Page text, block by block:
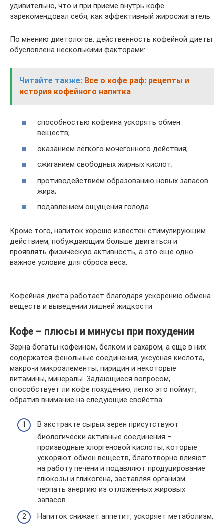
удивительно, что и при приеме внутрь кофе
зарекомендовал себя, как эффективный жиросжигатель.
По мнению диетологов, действенность кофейной диеты
обусловлена несколькими факторами:
Читайте также: Все о кофе раф: рецепты и
история кофейного напитка
способностью кофеина ускорять обмен
веществ;
оказанием легкого мочегонного действия;
сжиганием свободных жирных кислот;
противодействием образованию новых запасов
жира;
подавлением ощущения голода.
Кроме того, напиток хорошо известен стимулирующим
действием, побуждающим больше двигаться и
проявлять физическую активность, а это еще одно
важное условие для сброса веса.
Кофейная диета работает благодаря ускорению обмена
веществ и выведении лишней жидкости
Кофе – плюсы и минусы при похудении
Зерна богаты кофеином, белком и сахаром, а еще в них
содержатся фенольные соединения, уксусная кислота,
макро-и микроэлементы, пиридин и некоторые
витамины, минералы. Задающиеся вопросом,
способствует ли кофе похудению, легко это поймут,
обратив внимание на следующие свойства:
В экстракте сырых зерен присутствуют
биологически активные соединения –
производные хлоргеновой кислоты, которые
ускоряют обмен веществ, благотворно влияют
на работу печени и подавляют продуцирование
глюкозы и гликогена, заставляя организм
черпать энергию из отложенных жировых
запасов.
Напиток снижает аппетит, ускоряет метаболизм,